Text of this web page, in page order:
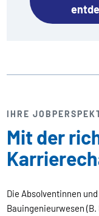
IHRE
Mit der
Die Absolventinnen
Bauingenieurwesen